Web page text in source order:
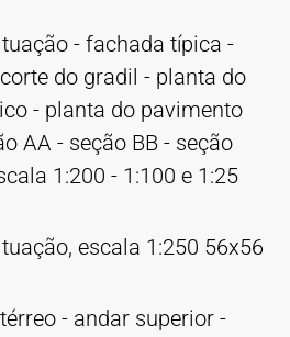
- fachada típica -
do gradil - planta do
- planta do pavimento
AA - seção BB - seção
1:200 - 1:100 e 1:25
escala 1:250 56x56
- andar superior -